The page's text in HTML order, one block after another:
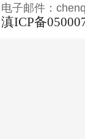
电子邮件：
滇ICP备